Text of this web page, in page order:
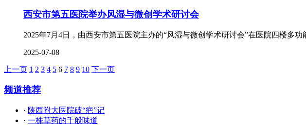
西安市第五医院举办风湿与微创学术研讨会
2025年7月4日，由西安市第五医院主办的“风湿与微创学术研讨会”在医院四楼多
2025-07-08
上一页 1 2 3 4 5 6 7 8 9 10 下一页
频道推荐
· 陕西附大医院破“疤”记
· 一株草药的千般味道